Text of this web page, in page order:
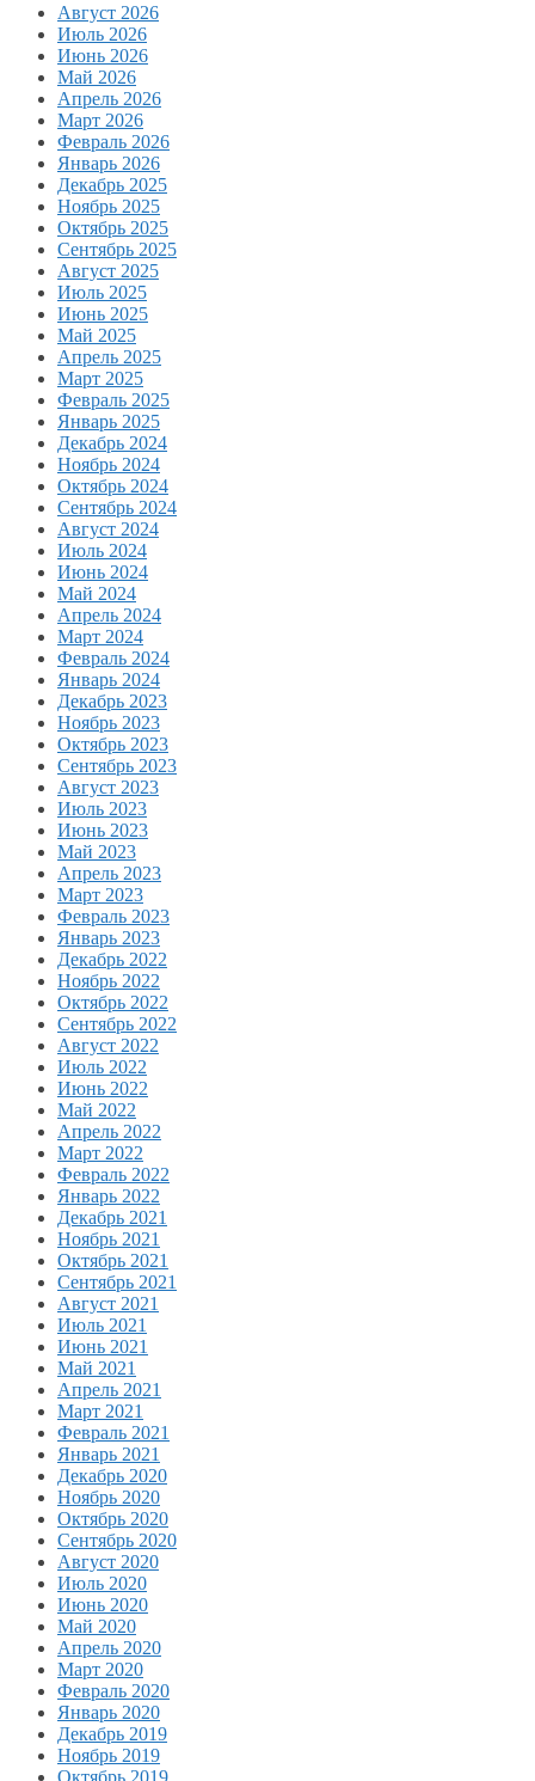
Август 2026
Июль 2026
Июнь 2026
Май 2026
Апрель 2026
Март 2026
Февраль 2026
Январь 2026
Декабрь 2025
Ноябрь 2025
Октябрь 2025
Сентябрь 2025
Август 2025
Июль 2025
Июнь 2025
Май 2025
Апрель 2025
Март 2025
Февраль 2025
Январь 2025
Декабрь 2024
Ноябрь 2024
Октябрь 2024
Сентябрь 2024
Август 2024
Июль 2024
Июнь 2024
Май 2024
Апрель 2024
Март 2024
Февраль 2024
Январь 2024
Декабрь 2023
Ноябрь 2023
Октябрь 2023
Сентябрь 2023
Август 2023
Июль 2023
Июнь 2023
Май 2023
Апрель 2023
Март 2023
Февраль 2023
Январь 2023
Декабрь 2022
Ноябрь 2022
Октябрь 2022
Сентябрь 2022
Август 2022
Июль 2022
Июнь 2022
Май 2022
Апрель 2022
Март 2022
Февраль 2022
Январь 2022
Декабрь 2021
Ноябрь 2021
Октябрь 2021
Сентябрь 2021
Август 2021
Июль 2021
Июнь 2021
Май 2021
Апрель 2021
Март 2021
Февраль 2021
Январь 2021
Декабрь 2020
Ноябрь 2020
Октябрь 2020
Сентябрь 2020
Август 2020
Июль 2020
Июнь 2020
Май 2020
Апрель 2020
Март 2020
Февраль 2020
Январь 2020
Декабрь 2019
Ноябрь 2019
Октябрь 2019